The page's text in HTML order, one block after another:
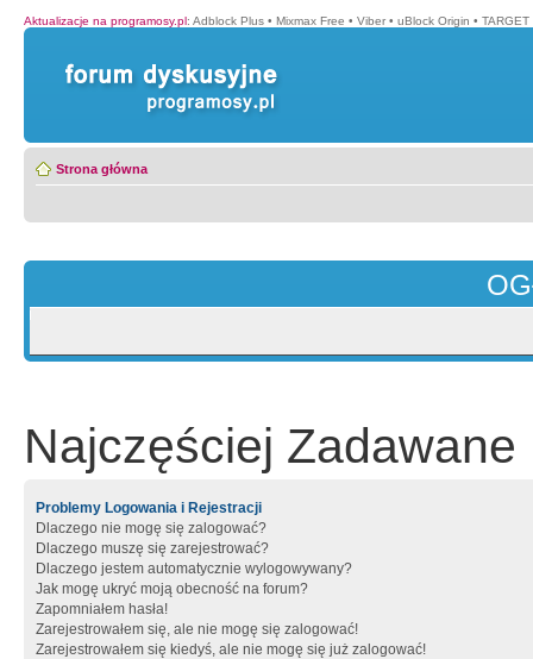
Aktualizacje na programosy.pl: Adblock Plus • Mixmax Free • Viber • uBlock Origin •
Strona główna
Najczęściej Zadawane
Problemy Logowania i Rejestracji
Dlaczego nie mogę się zalogować?
Dlaczego muszę się zarejestrować?
Dlaczego jestem automatycznie wylogowywany?
Jak mogę ukryć moją obecność na forum?
Zapomniałem hasła!
Zarejestrowałem się, ale nie mogę się zalogować!
Zarejestrowałem się kiedyś, ale nie mogę się już zalogować!